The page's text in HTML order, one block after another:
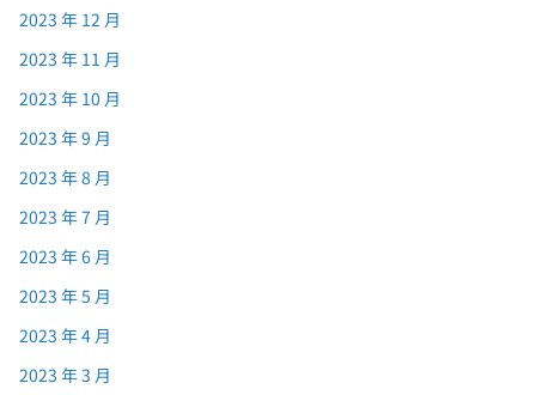
2023 年 12 月
2023 年 11 月
2023 年 10 月
2023 年 9 月
2023 年 8 月
2023 年 7 月
2023 年 6 月
2023 年 5 月
2023 年 4 月
2023 年 3 月